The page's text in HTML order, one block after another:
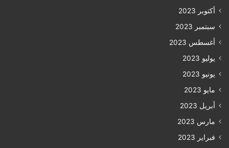
أكتوبر 2023
سبتمبر 2023
أغسطس 2023
يوليو 2023
يونيو 2023
مايو 2023
أبريل 2023
مارس 2023
فبراير 2023